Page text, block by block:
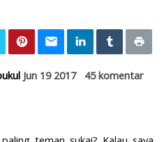
Mendut
Jun 19 2017 45 komentar